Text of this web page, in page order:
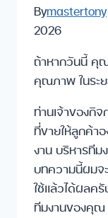
Bymastertony
2026
ถ้าหากวันนี้ คุ
คุณภาพ ในระย
ท่านเจ้าของกิ
ที่ขายให้ลูกค้า
งาน บริหารทีม
บทความนี้ผมจ
ใช้แล้วได้ผลค
ทีมงานของคุณ